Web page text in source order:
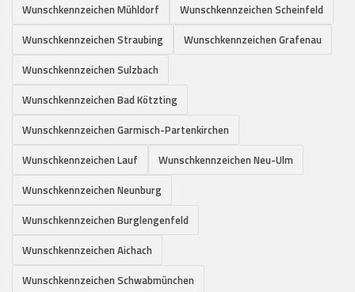
Wunschkennzeichen Mühldorf
Wunschkennzeichen Scheinfeld
Wunschkennzeichen Straubing
Wunschkennzeichen Grafenau
Wunschkennzeichen Sulzbach
Wunschkennzeichen Bad Kötzting
Wunschkennzeichen Garmisch-Partenkirchen
Wunschkennzeichen Lauf
Wunschkennzeichen Neu-Ulm
Wunschkennzeichen Neunburg
Wunschkennzeichen Burglengenfeld
Wunschkennzeichen Aichach
Wunschkennzeichen Schwabmünchen